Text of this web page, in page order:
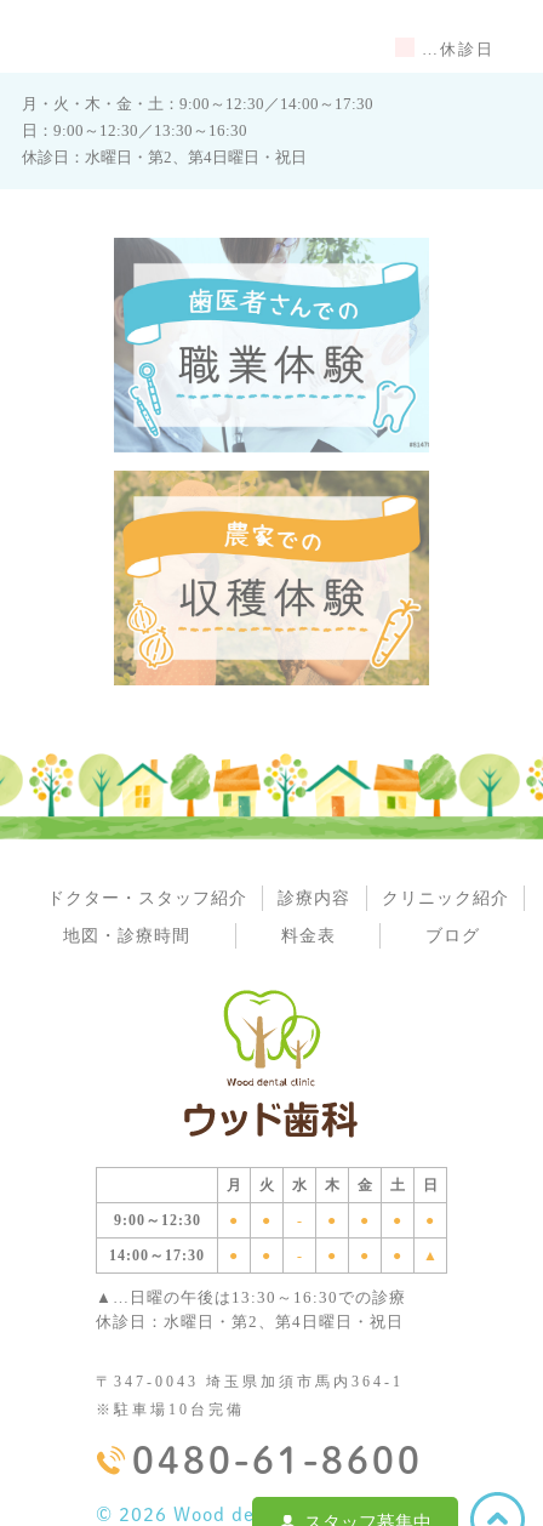
…休診日
月・火・木・金・土：9:00～12:30／14:00～17:30
日：9:00～12:30／13:30～16:30
休診日：水曜日・第2、第4日曜日・祝日
ドクター・スタッフ紹介 診療内容 クリニック紹介
地図・診療時間 料金表 ブログ
月 火 水 木 金 土 日
9:00～12:30 ● ● - ● ● ● ●
14:00～17:30 ● ● - ● ● ● ▲
▲…日曜の午後は13:30～16:30での診療
休診日：水曜日・第2、第4日曜日・祝日
〒347-0043 埼玉県加須市馬内364-1
※駐車場10台完備
0480-61-8600
© 2026 Wood dental clinic